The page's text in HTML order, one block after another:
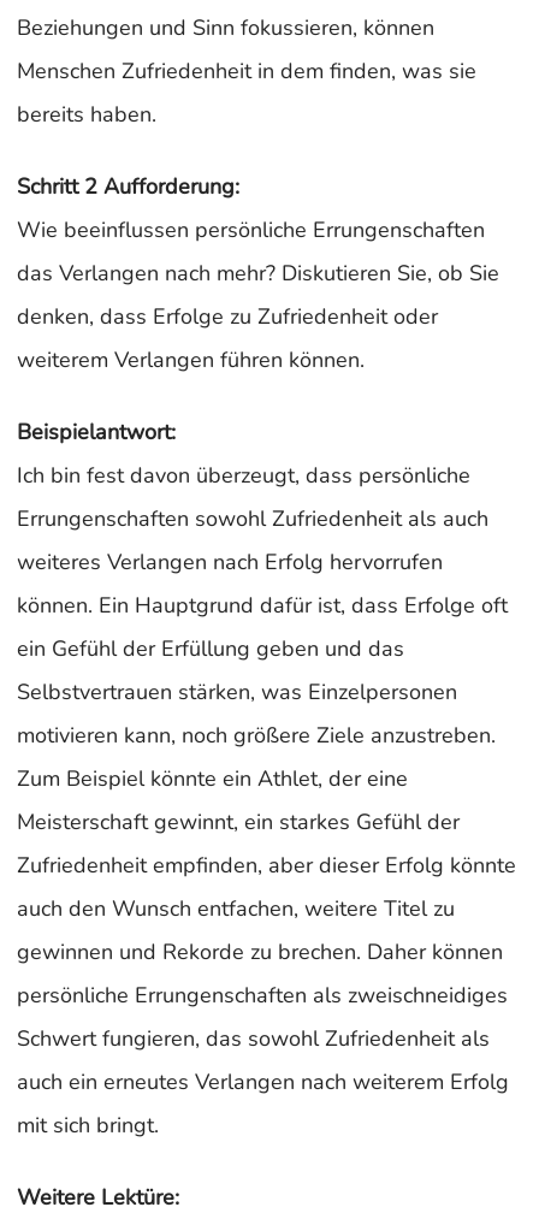
Beziehungen und Sinn fokussieren, können
Menschen Zufriedenheit in dem finden, was sie
bereits haben.
Schritt 2 Aufforderung:
Wie beeinflussen persönliche Errungenschaften
das Verlangen nach mehr? Diskutieren Sie, ob Sie
denken, dass Erfolge zu Zufriedenheit oder
weiterem Verlangen führen können.
Beispielantwort:
Ich bin fest davon überzeugt, dass persönliche
Errungenschaften sowohl Zufriedenheit als auch
weiteres Verlangen nach Erfolg hervorrufen
können. Ein Hauptgrund dafür ist, dass Erfolge oft
ein Gefühl der Erfüllung geben und das
Selbstvertrauen stärken, was Einzelpersonen
motivieren kann, noch größere Ziele anzustreben.
Zum Beispiel könnte ein Athlet, der eine
Meisterschaft gewinnt, ein starkes Gefühl der
Zufriedenheit empfinden, aber dieser Erfolg könnte
auch den Wunsch entfachen, weitere Titel zu
gewinnen und Rekorde zu brechen. Daher können
persönliche Errungenschaften als zweischneidiges
Schwert fungieren, das sowohl Zufriedenheit als
auch ein erneutes Verlangen nach weiterem Erfolg
mit sich bringt.
Weitere Lektüre: